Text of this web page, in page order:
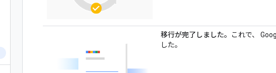
移行が完了しました。
これで、
した。